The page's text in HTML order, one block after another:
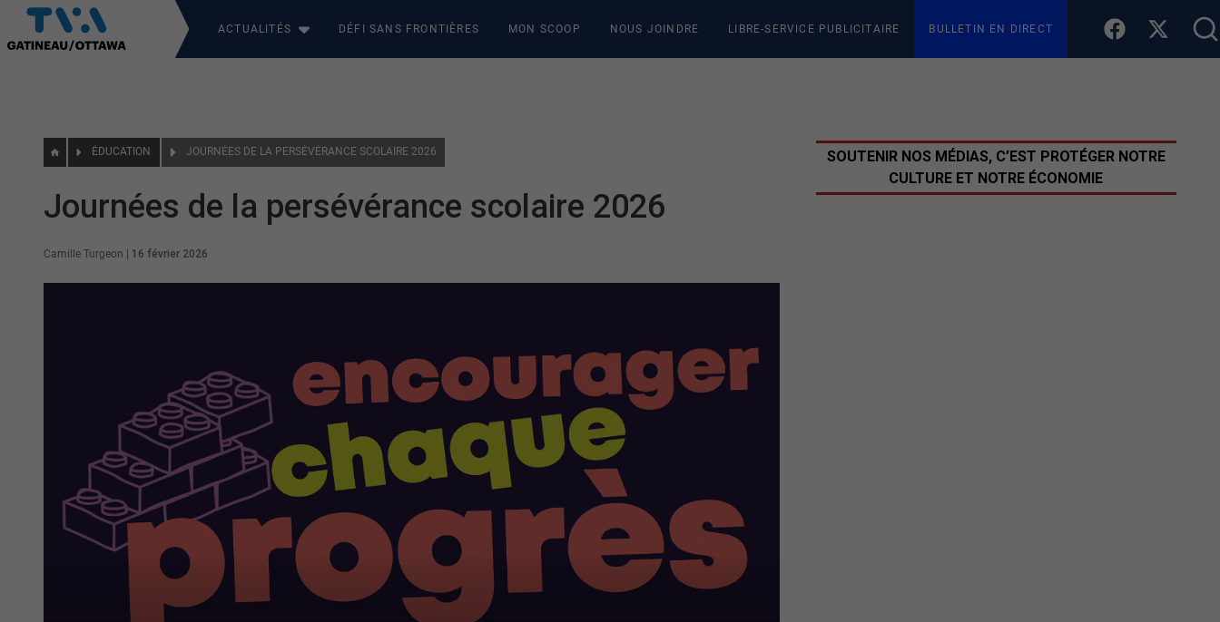
ACTUALITÉS DÉFI SANS FRONTIÈRES MON SCOOP NOUS JOINDRE LIBRE-SERVICE PUBLICITAIRE BULLETIN EN DIRECT
ÉDUCATION JOURNÉES DE LA PERSÉVÉRANCE SCOLAIRE 2026
Journées de la persévérance scolaire 2026
Camille Turgeon 16 février 2026
SOUTENIR NOS MÉDIAS, C’EST PROTÉGER NOTRE
CULTURE ET NOTRE ÉCONOMIE